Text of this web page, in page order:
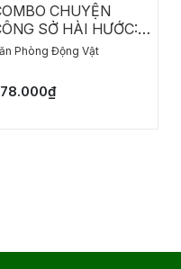
CHUYỆN
SỞ HÀI HƯỚC:
AI GHÉT ĐI LÀM -
CHẲNG CÓ
NÀO THÍCH
Phòng Động Vật